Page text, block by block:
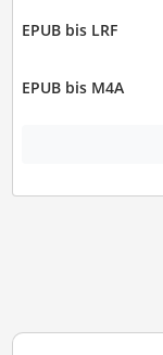
EPUB bis LRF
EPUB bis M4A